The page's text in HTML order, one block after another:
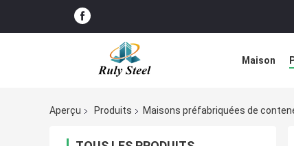
Maison
Aperçu
Produits Maisons préfabriquées de